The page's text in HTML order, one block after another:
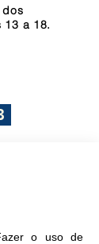
13 a 18.
o uso de